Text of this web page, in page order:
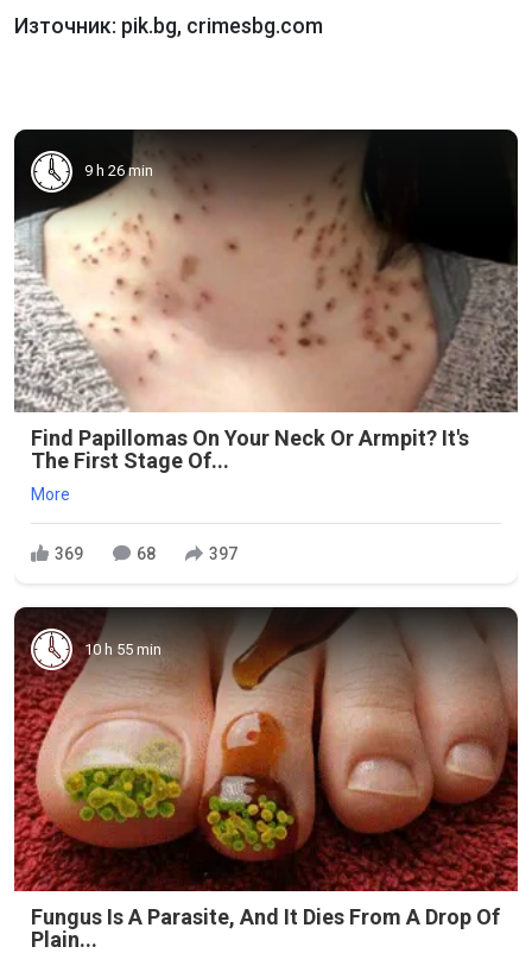
Източник: pik.bg, crimesbg.com
9 h 26 min
Find Papillomas On Your Neck Or Armpit? It's
The First Stage Of...
More
369 68 397
10 h 55 min
Fungus Is A Parasite, And It Dies From A Drop Of
Plain...